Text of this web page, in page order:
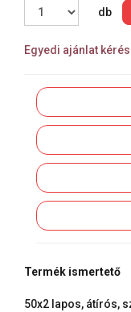
db
Egyedi ajánlat
Termék ismertető
50x2 lapos, átírós,